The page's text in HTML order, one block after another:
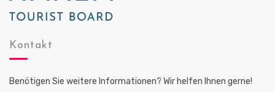
Kontakt
Benötigen Sie weitere Informationen? Wir helfen Ihnen gerne!